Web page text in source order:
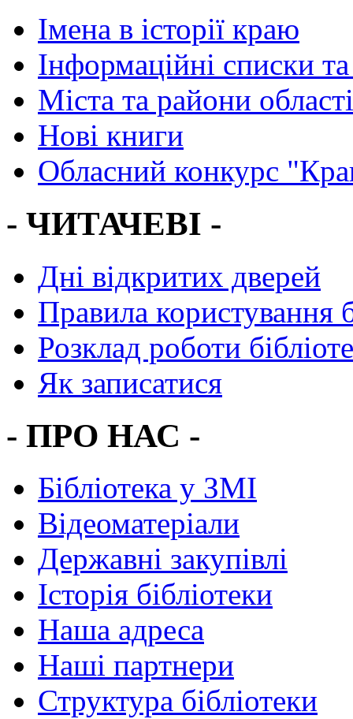
Імена в історії краю
Інформаційні списки
Міста та райони області
Нові книги
Обласний конкурс
- ЧИТАЧЕВІ -
Дні відкритих дверей
Правила користування
Розклад роботи
Як записатися
- ПРО НАС -
Бібліотека у ЗМІ
Відеоматеріали
Державні закупівлі
Історія бібліотеки
Наша адреса
Наші партнери
Структура бібліотеки